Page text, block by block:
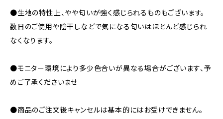
●生地の特性上、やや匂いが強く感じられるものもございます。
数日のご使用や陰干しなどで気になる匂いはほとんど感じられ
なくなります。
●モニター環境により多少色合いが異なる場合がございます、予
めご了承くださいませ
●商品のご注文後キャンセルは基本的にはお受けできません。